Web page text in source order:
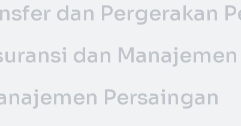
dan Pergerakan
dan
Persaingan